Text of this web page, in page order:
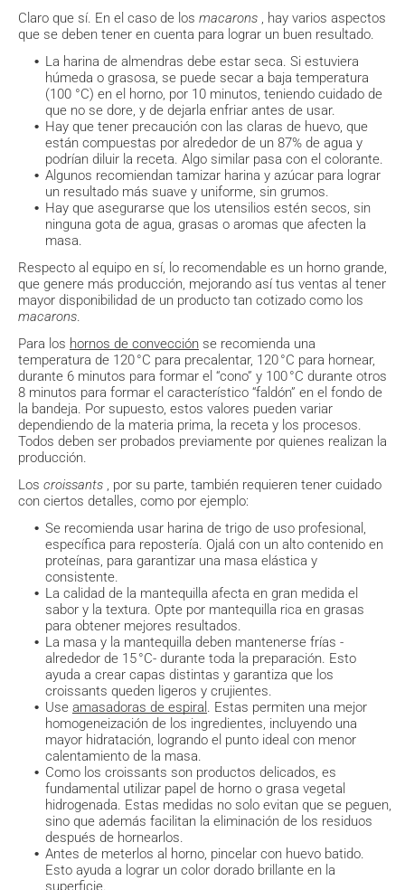
Claro que sí. En el caso de los macarons , hay varios aspectos
que se deben tener en cuenta para lograr un buen resultado.
La harina de almendras debe estar seca. Si estuviera
húmeda o grasosa, se puede secar a baja temperatura
(100 °C) en el horno, por 10 minutos, teniendo cuidado de
que no se dore, y de dejarla enfriar antes de usar.
Hay que tener precaución con las claras de huevo, que
están compuestas por alrededor de un 87% de agua y
podrían diluir la receta. Algo similar pasa con el colorante.
Algunos recomiendan tamizar harina y azúcar para lograr
un resultado más suave y uniforme, sin grumos.
Hay que asegurarse que los utensilios estén secos, sin
ninguna gota de agua, grasas o aromas que afecten la
masa.
Respecto al equipo en sí, lo recomendable es un horno grande,
que genere más producción, mejorando así tus ventas al tener
mayor disponibilidad de un producto tan cotizado como los
macarons.
Para los hornos de convección se recomienda una
temperatura de 120 °C para precalentar, 120 °C para hornear,
durante 6 minutos para formar el “cono” y 100 °C durante otros
8 minutos para formar el característico “faldón” en el fondo de
la bandeja. Por supuesto, estos valores pueden variar
dependiendo de la materia prima, la receta y los procesos.
Todos deben ser probados previamente por quienes realizan la
producción.
Los croissants , por su parte, también requieren tener cuidado
con ciertos detalles, como por ejemplo:
Se recomienda usar harina de trigo de uso profesional,
específica para repostería. Ojalá con un alto contenido en
proteínas, para garantizar una masa elástica y
consistente.
La calidad de la mantequilla afecta en gran medida el
sabor y la textura. Opte por mantequilla rica en grasas
para obtener mejores resultados.
La masa y la mantequilla deben mantenerse frías -
alrededor de 15 °C- durante toda la preparación. Esto
ayuda a crear capas distintas y garantiza que los
croissants queden ligeros y crujientes.
Use amasadoras de espiral . Estas permiten una mejor
homogeneización de los ingredientes, incluyendo una
mayor hidratación, logrando el punto ideal con menor
calentamiento de la masa.
Como los croissants son productos delicados, es
fundamental utilizar papel de horno o grasa vegetal
hidrogenada. Estas medidas no solo evitan que se peguen,
sino que además facilitan la eliminación de los residuos
después de hornearlos.
Antes de meterlos al horno, pincelar con huevo batido.
Esto ayuda a lograr un color dorado brillante en la
superficie.